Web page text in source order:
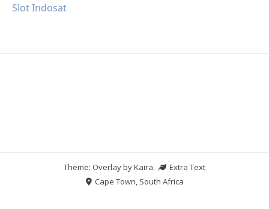
Slot Indosat
Theme: Overlay byKaira.
Extra Text
Cape Town, South Africa